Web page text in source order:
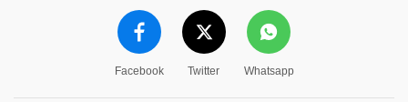
Facebook Twitter Whatsapp